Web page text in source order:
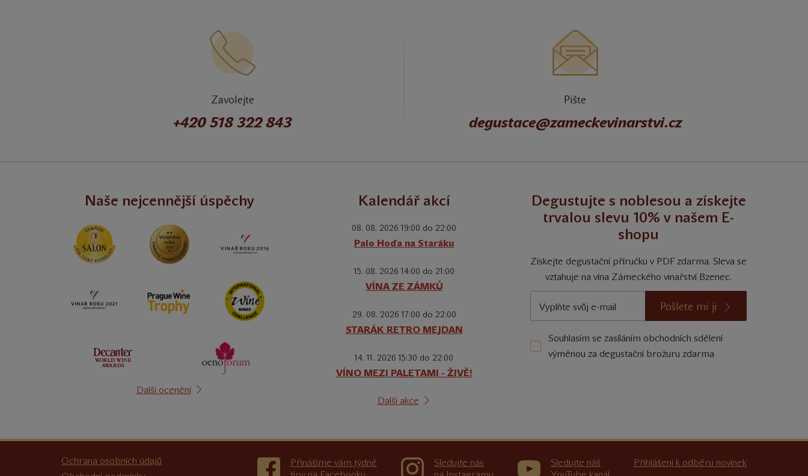
Zavolejte
+420 518 322 843
Pište
degustace@zameckevinarstvi.cz
Naše nejcennější úspěchy
Další ocenění
Kalendář akcí
08. 08. 2026 19:00 do 22:00
Palo Hoďa na Staráku
15. 08. 2026 14:00 do 21:00
VÍNA ZE ZÁMKŮ
29. 08. 2026 17:00 do 22:00
STARÁK RETRO MEJDAN
14. 11. 2026 15:30 do 22:00
VÍNO MEZI PALETAMI - ŽIVĚ!
Další akce
Degustujte s noblesou a získejte
trvalou slevu 10% v našem E-
shopu
Získejte degustační příručku v PDF zdarma. Sleva se
vztahuje na vína Zámeckého vinařství Bzenec.
Pošlete mi ji
Souhlasím se zasíláním obchodních sdělení
výměnou za degustační brožuru zdarma
Ochrana osobních údajů
Přinášíme vám týdně
Sledujte nás
Sledujte náš
Přihlášení k odběru novinek